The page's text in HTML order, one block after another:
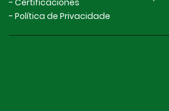
Política de Privacidade